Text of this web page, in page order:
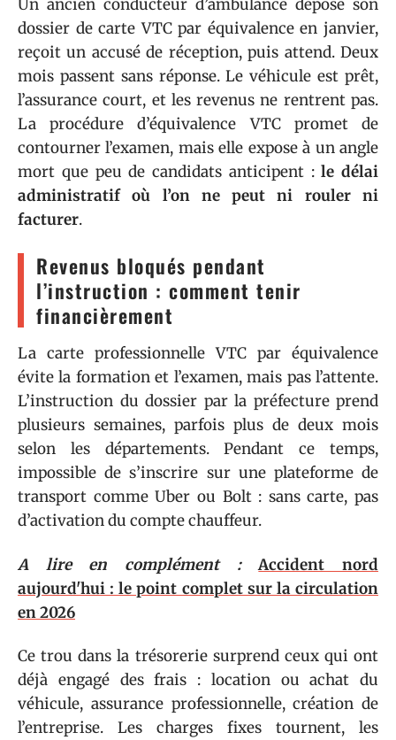
Un ancien conducteur d’ambulance dépose son
dossier de carte VTC par équivalence en janvier,
reçoit un accusé de réception, puis attend. Deux
mois passent sans réponse. Le véhicule est prêt,
l’assurance court, et les revenus ne rentrent pas.
La procédure d’équivalence VTC promet de
contourner l’examen, mais elle expose à un angle
mort que peu de candidats anticipent :le délai
administratif où l’on ne peut ni rouler ni
facturer.
Revenus bloqués pendant
l’instruction : comment tenir
financièrement
La carte professionnelle VTC par équivalence
évite la formation et l’examen, mais pas l’attente.
L’instruction du dossier par la préfecture prend
plusieurs semaines, parfois plus de deux mois
selon les départements. Pendant ce temps,
impossible de s’inscrire sur une plateforme de
transport comme Uber ou Bolt : sans carte, pas
d’activation du compte chauffeur.
A lire en complément :
Accident nord
aujourd'hui : le point complet sur la circulation
en 2026
Ce trou dans la trésorerie surprend ceux qui ont
déjà engagé des frais : location ou achat du
véhicule, assurance professionnelle, création de
l’entreprise. Les charges fixes tournent, les